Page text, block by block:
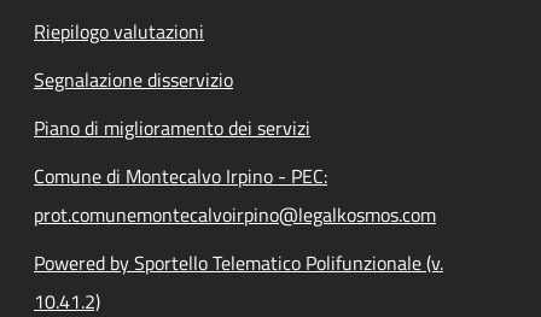
Riepilogo valutazioni
Segnalazione disservizio
Piano di miglioramento dei servizi
Comune di Montecalvo Irpino - PEC:
prot.comunemontecalvoirpino@legalkosmos.com
Powered by Sportello Telematico Polifunzionale (v.
10.41.2)